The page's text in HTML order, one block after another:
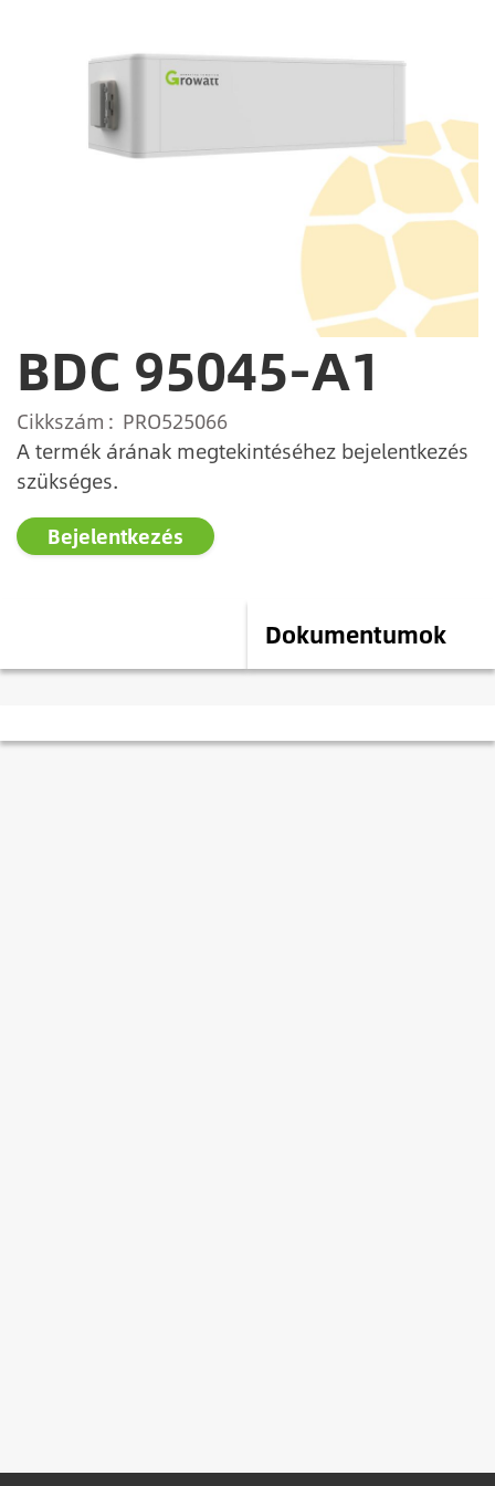
BDC 95045-A1
Cikkszám
PRO525066
A termék árának megtekintéséhez bejelentkezés
szükséges.
Bejelentkezés
Dokumentumok